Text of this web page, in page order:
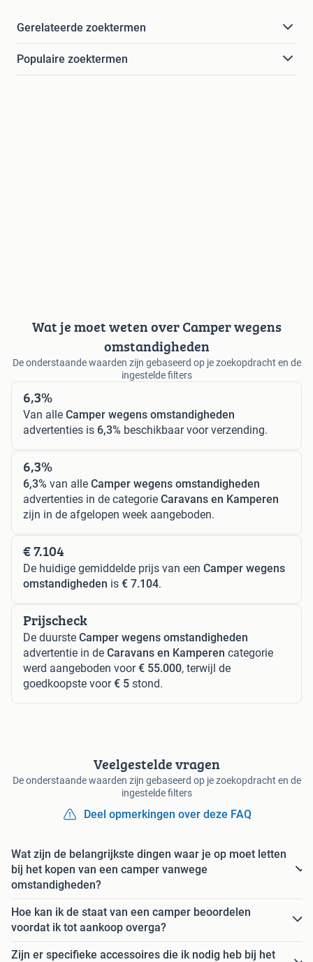
Gerelateerde zoektermen
Populaire zoektermen
Wat je moet weten over Camper wegens
omstandigheden
De onderstaande waarden zijn gebaseerd op je zoekopdracht en de
ingestelde filters
6,3%
Van alle Camper wegens omstandigheden
advertenties is 6,3% beschikbaar voor verzending.
6,3%
6,3% van alle Camper wegens omstandigheden
advertenties in de categorie Caravans en Kamperen
zijn in de afgelopen week aangeboden.
€ 7.104
De huidige gemiddelde prijs van een Camper wegens
omstandigheden is € 7.104.
Prijscheck
De duurste Camper wegens omstandigheden
advertentie in de Caravans en Kamperen categorie
werd aangeboden voor€ 55.000, terwijl de
goedkoopste voor€ 5 stond.
Veelgestelde vragen
De onderstaande waarden zijn gebaseerd op je zoekopdracht en de
ingestelde filters
Deel opmerkingen over deze FAQ
Wat zijn de belangrijkste dingen waar je op moet letten
bij het kopen van een camper vanwege
omstandigheden?
Hoe kan ik de staat van een camper beoordelen
voordat ik tot aankoop overga?
Zijn er specifieke accessoires die ik nodig heb bij het